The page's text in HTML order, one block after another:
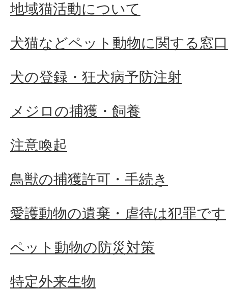
地域猫活動について
犬猫などペット動物に関する窓
犬の登録・狂犬病予防注射
メジロの捕獲・飼養
注意喚起
鳥獣の捕獲許可・手続き
愛護動物の遺棄・虐待は犯罪です
ペット動物の防災対策
特定外来生物